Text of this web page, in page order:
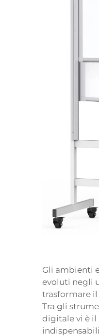
Gli ambienti
evoluti negli
trasformare
Tra gli
digitale vi è il